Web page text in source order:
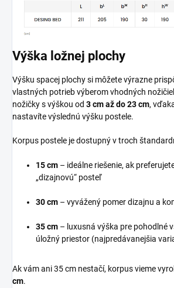
Výška ložnej plochy
Výšku spacej plochy si môžete výrazne
vlastných potrieb výberom vhodných
nožičky s výškou od 3 cm až do 23 cm,
nastavíte výslednú výšku postele.
Korpus postele je dostupný v troch
15 cm – ideálne riešenie, ak
„dizajnovú“ posteľ
30 cm – vyvážený pomer dizajnu a
35 cm – luxusná výška pre pohodlné
úložný priestor (najpredávanejšia
Ak vám ani 35 cm nestačí, korpus vieme
cm.